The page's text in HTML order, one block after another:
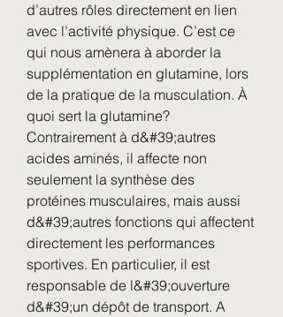
d’autres rôles directement en lien
avec l’activité physique. C’est ce
qui nous amènera à aborder la
supplémentation en glutamine, lors
de la pratique de la musculation. À
quoi sert la glutamine?
Contrairement à d&#39;autres
acides aminés, il affecte non
seulement la synthèse des
protéines musculaires, mais aussi
d&#39;autres fonctions qui affectent
directement les performances
sportives. En particulier, il est
responsable de l&#39;ouverture
d&#39;un dépôt de transport. A